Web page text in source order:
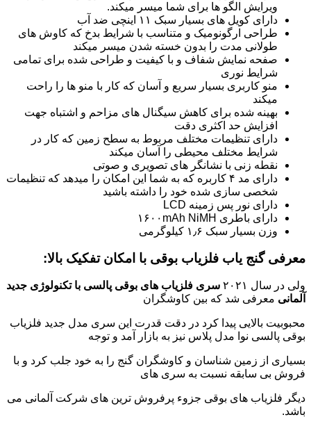
ویرایش الگو ها برای شما میسر میکند.
دارای کویل های بسیار سبک ۱۱ اینچی ضد آب
طراحی ارگونومیک و متناسب با شرایط بدخ که کاوش های
طولانی مدت را بدون خسته شدن میسر میکند
صفحه نمایش شفاف و با کیفیت و طراحی شده برای تمامی
شرایط نوری
منو کاربری بسیار سریع و آسان که کار با منو ها را راحت
میکند
بهینه شده برای کاهش سیگنال های مزاحم و اشتباه جهت
افزایش حد اکثری دقت
دارای تنظیمات مختلف مربوط به سطح زمین که کار در
شرایط مختلف محیطی را آسان میکند
نقطه زنی با نشانگر های تصویری و صوتی
دارای مد ۴ کاربره که به شما این امکان را میدهد که تنظیمات
شخصی سازی شده خود را داشته باشید
دارای نور پس زمینه LCD
دارای باطری ۱۶۰۰mAh NiMH
وزن بسیار سبک ۱٫۶ کیلوگرمی
معرفی گنج یاب فلزیاب بوقی با امکان تفکیک بالا:
ولی در سال ۲۰۲۱
سری فلزیاب های بوقی پالسی با تکنولوژی جدید
آلمانی معرفی شد که بین کاوشگران
محبوبیت بالایی پیدا کرد در دقت قدرت این سری مدل جدید فلزیاب
بوقی پالسی نوا مدل پلاس نیز به بازار آمد و توجه
بسیاری از زمین شناسان و کاوشگران گنج را به خود جلب کرد و با
فروش بی سابقه نسبت به سری های
دیگر فلزیاب های بوقی جزوء پرفروش ترین های شرکت آلمانی می
باشد.